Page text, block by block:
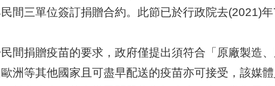
間三單位簽訂捐贈合約。此節已於行政院去(2021)年
間捐贈疫苗的要求，政府僅提出須符合「原廠製造
洲等其他國家且可盡早配送的疫苗亦可接受，該媒